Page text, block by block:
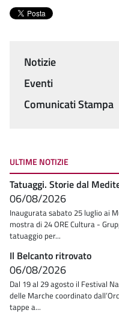
Menu
Notizie
Eventi
Comunicati Stampa
ULTIME NOTIZIE
Tatuaggi. Storie dal
06/08/2026
Inaugurata sabato 25 luglio ai
mostra di 24 ORE Cultura -
tatuaggio per...
Il Belcanto ritrovato
06/08/2026
Dal 19 al 29 agosto il Festival
delle Marche coordinato
tappe a...